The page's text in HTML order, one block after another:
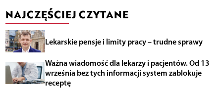
NAJCZĘŚCIEJ CZYTANE
Lekarskie pensje i limity pracy – trudne sprawy
Ważna wiadomość dla lekarzy i pacjentów. Od 13
września bez tych informacji system zablokuje
receptę